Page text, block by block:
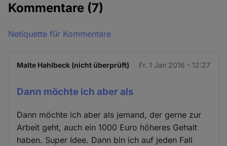
Kommentare (7)
Netiquette für Kommentare
Malte Hahlbeck (nicht überprüft) Fr. 1 Jan 2016 - 12:27
Dann möchte ich aber als
Dann möchte ich aber als jemand, der gerne zur
Arbeit geht, auch ein 1000 Euro höheres Gehalt
haben. Super Idee. Dann bin ich auf jeden Fall